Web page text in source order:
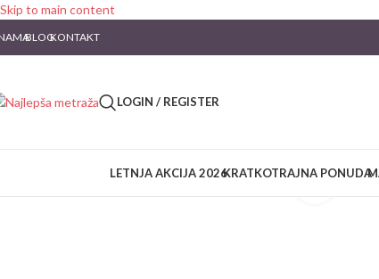
Skip to main content
BLOGKONTAKT
LOGIN / REGISTER
LETNJA AKCIJA 2026KRATKOTRAJNA PONUDA
Click to